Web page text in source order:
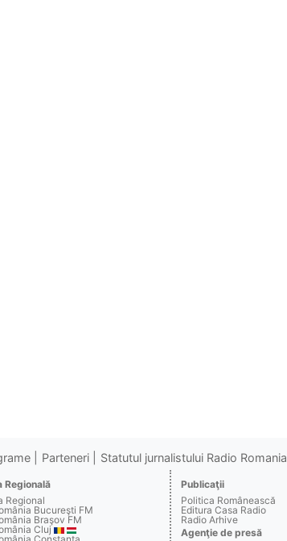
Parteneri Statutul jurnalistului Radio Romania
Regională
Regional
Bucureşti FM
Braşov FM
Cluj
Publicaţii
Politica Românească
Editura Casa Radio
Radio Arhive
Agenţie de presă